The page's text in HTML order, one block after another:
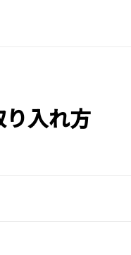
入れ方